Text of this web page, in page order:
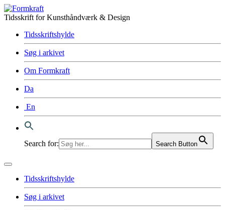
Tidsskrift for Kunsthåndværk & Design
Tidsskriftshylde
Søg i arkivet
Om Formkraft
Da
En
Search for: Search Button
Tidsskriftshylde
Søg i arkivet